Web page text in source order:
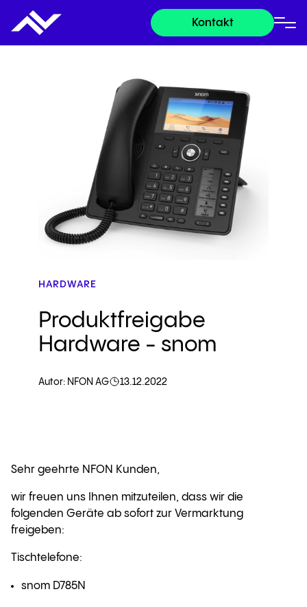
Kontakt
HARDWARE
Produktfreigabe
Hardware - snom
Autor: NFON AG 13.12.2022
Sehr geehrte NFON Kunden,
wir freuen uns Ihnen mitzuteilen, dass wir die
folgenden Geräte ab sofort zur Vermarktung
freigeben:
Tischtelefone:
snom D785N